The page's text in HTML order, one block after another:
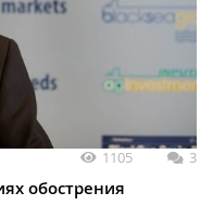
1105 3
обострения